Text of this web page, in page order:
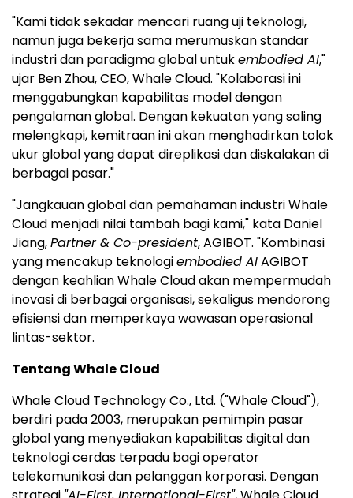
"Kami tidak sekadar mencari ruang uji teknologi,
namun juga bekerja sama merumuskan standar
industri dan paradigma global untukembodied AI,"
ujar Ben Zhou, CEO, Whale Cloud. "Kolaborasi ini
menggabungkan kapabilitas model dengan
pengalaman global. Dengan kekuatan yang saling
melengkapi, kemitraan ini akan menghadirkan tolok
ukur global yang dapat direplikasi dan diskalakan di
berbagai pasar."
"Jangkauan global dan pemahaman industri Whale
Cloud menjadi nilai tambah bagi kami," kata Daniel
Jiang,Partner & Co-president, AGIBOT. "Kombinasi
yang mencakup teknologiembodied AIAGIBOT
dengan keahlian Whale Cloud akan mempermudah
inovasi di berbagai organisasi, sekaligus mendorong
efisiensi dan memperkaya wawasan operasional
lintas-sektor.
Tentang Whale Cloud
Whale Cloud Technology Co., Ltd. ("Whale Cloud"),
berdiri pada 2003, merupakan pemimpin pasar
global yang menyediakan kapabilitas digital dan
teknologi cerdas terpadu bagi operator
telekomunikasi dan pelanggan korporasi. Dengan